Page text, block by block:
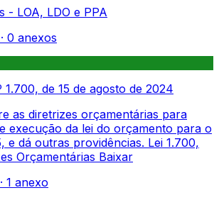
- LOA, LDO e PPA
· 0 anexos
1.700, de 15 de agosto de 2024
as diretrizes orçamentárias para
execução da lei do orçamento para o
e dá outras providências. Lei 1.700,
Orçamentárias Baixar
· 1 anexo